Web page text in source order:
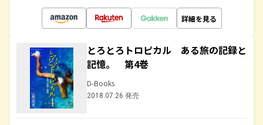
詳細を見る
とろとろトロピカル ある旅の記録と
記憶。 第4巻
D-Books
2018.07.26 発売